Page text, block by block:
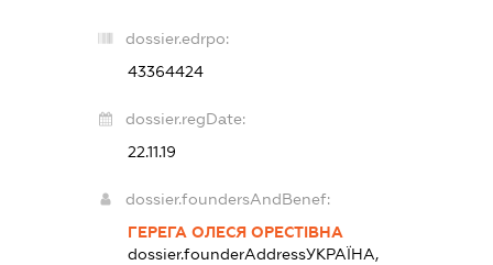
dossier.edrpo:
43364424
dossier.regDate:
22.11.19
dossier.foundersAndBenef:
ГЕРЕГА ОЛЕСЯ ОРЕСТІВНА
dossier.founderAddressУКРАЇНА,